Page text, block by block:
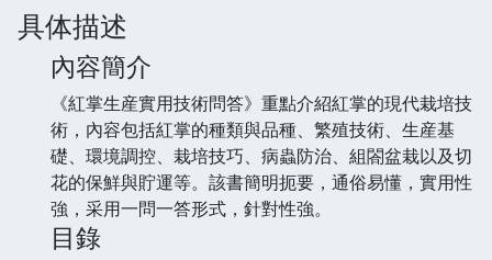
具体描述
內容簡介
《紅掌生産實用技術問答》重點介紹紅掌的現代栽培技
術，內容包括紅掌的種類與品種、繁殖技術、生産基
礎、環境調控、栽培技巧、病蟲防治、組閤盆栽以及切
花的保鮮與貯運等。該書簡明扼要，通俗易懂，實用性
強，采用一問一答形式，針對性強。
目錄